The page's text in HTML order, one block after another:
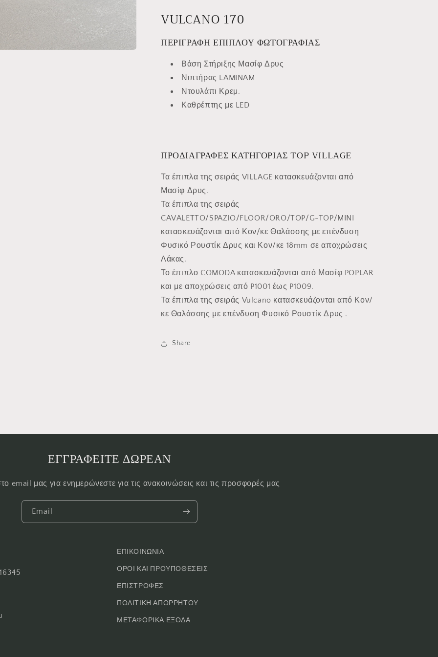
VULCANO 170
ΠΕΡΙΓΡΑΦΗ ΕΠΙΠΛΟΥ ΦΩΤΟΓΡΑΦΙΑΣ
Βάση Στήριξης Μασίφ Δρυς
Νιπτήρας LAMINAM
Ντουλάπι Κρεμ.
Καθρέπτης με LED
ΠΡΟΔΙΑΓΡΑΦΕΣ ΚΑΤΗΓΟΡΙΑΣ TOP VILLAGE
Τα έπιπλα της σειράς VILLAGE κατασκευάζονται από
Μασίφ Δρυς.
Τα έπιπλα της σειράς
CAVALETTO/SPAZIO/FLOOR/ORO/TOP/G-TOP/MINI
κατασκευάζονται από Κον/κε Θαλάσσης με επένδυση
Φυσικό Ρουστίκ Δρυς και Κον/κε 18mm σε αποχρώσεις
Λάκας.
Το έπιπλο COMODA κατασκευάζονται από Μασίφ POPLAR
και με αποχρώσεις από P1001 έως P1009.
Τα έπιπλα της σειράς Vulcano κατασκευάζονται από Κον/
κε Θαλάσσης με επένδυση Φυσικό Ρουστίκ Δρυς .
Share
ΕΓΓΡΑΦΕΙΤΕ ΔΩΡΕΑΝ
email μας για ενημερώνεστε για τις ανακοινώσεις και τις προσφορές μας
Email
ΕΠΙΚΟΙΝΩΝΙΑ
ΟΡΟΙ ΚΑΙ ΠΡΟΥΠΟΘΕΣΕΙΣ
ΕΠΙΣΤΡΟΦΕΣ
ΠΟΛΙΤΙΚΗ ΑΠΟΡΡΗΤΟΥ
ΜΕΤΑΦΟΡΙΚΑ ΕΞΟΔΑ